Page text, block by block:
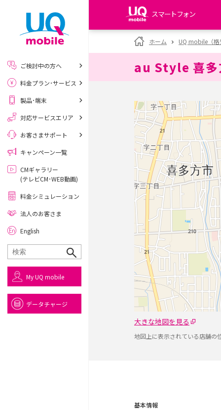
スマートフォン
my UQ WiMAX
UQ WiMAX ご契約の方
My UQ mobile
UQ mobile
データチャージサイト
ホーム UQ mobile（
au Style 喜多
大きな地図を見る
地図上に表示されている店舗の
基本情報
ご検討中の方へ
料金プラン･サービス
製品･端末
対応サービスエリア
お客さまサポート
キャンペーン一覧
CMギャラリー
(テレビCM･WEB動画)
料金シミュレーション
法人のお客さま
English
My UQ mobile
データチャージ